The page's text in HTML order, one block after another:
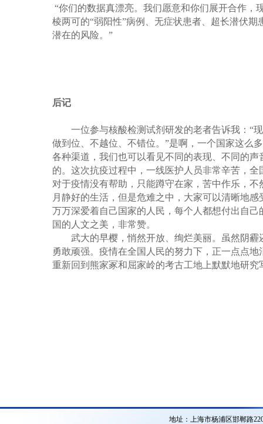
“你们的数据真漂亮。我们愿意和你们展开合作，
棱两可的“弱阳性”病例、无症状患者、超长潜伏期
潜在的风险。 ”
后记
一位参与核酸检测试剂研发的老者告诉我： “
做到位、不越位、不错位。 ”是啊，一个国家这么
各种渠道，我们也可以看见不同的表现、不同的
的。这次抗疫过程中，一线医护人员非常辛苦，
对于疫情没有帮助，只能蹲守在家，苦中作乐，
月静好的生活，但是危难之中，大家可以清晰地
万万深爱着自己国家的人民，每个人都想付出自
国的人文之美，非常赞。
武大的早樱，悄然开放、绚烂美丽。虽然阴
勇敢顽强。疫情在全国人民的努力下，正一点点
重新回到熊家冢和屈家岭的考古工地上默默地研
地址：上海市杨浦区邯郸路